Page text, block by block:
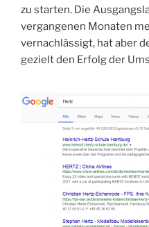
zu starten. Die
vergangenen Monaten
vernachlässigt, hat aber
gezielt den Erfolg der